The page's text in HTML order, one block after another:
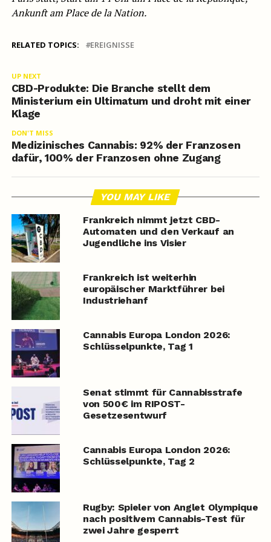
Ankunft am Place de la Nation.
RELATED TOPICS: EREIGNISSE
UP NEXT
CBD-Produkte: Die Branche stellt dem
Ministerium ein Ultimatum und droht mit einer
Klage
DON'T MISS
Medizinisches Cannabis: 92% der Franzosen
dafür, 100% der Franzosen ohne Zugang
YOU MAY LIKE
Frankreich nimmt jetzt CBD-
Automaten und den Verkauf an
Jugendliche ins Visier
Frankreich ist weiterhin
europäischer Marktführer bei
Industriehanf
Cannabis Europa London 2026:
Schlüsselpunkte, Tag 1
Senat stimmt für Cannabisstrafe
von 500€ im RIPOST-
Gesetzesentwurf
Cannabis Europa London 2026:
Schlüsselpunkte, Tag 2
Rugby: Spieler von Anglet Olympique
nach positivem Cannabis-Test für
zwei Jahre gesperrt